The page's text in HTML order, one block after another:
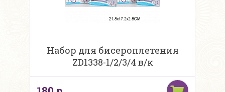
Набор для бисероплетения
ZD1338-1/2/3/4 в/к